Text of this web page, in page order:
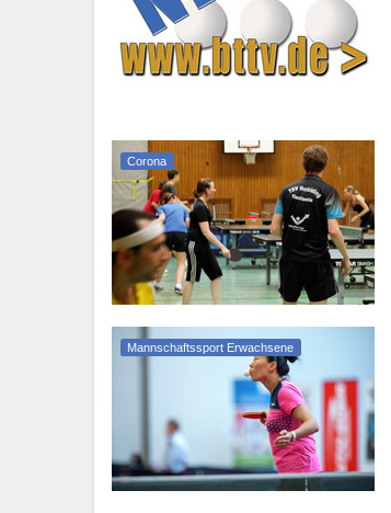
Corona
Mannschaftssport Erwachsene